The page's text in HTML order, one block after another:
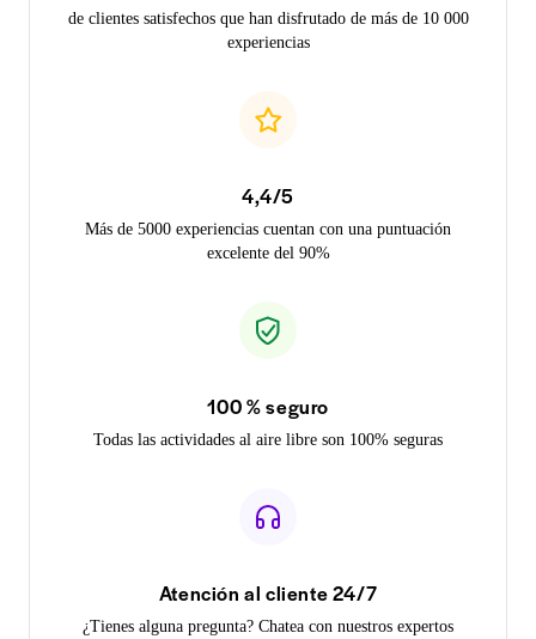
de clientes satisfechos que han disfrutado de más de 10 000
experiencias
4,4/5
Más de 5000 experiencias cuentan con una puntuación
excelente del 90%
100 % seguro
Todas las actividades al aire libre son 100% seguras
Atención al cliente 24/7
¿Tienes alguna pregunta? Chatea con nuestros expertos